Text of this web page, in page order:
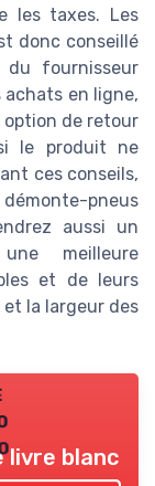
les taxes. Les
donc conseillé
fournisseur
en ligne,
option de retour
le produit ne
ces conseils,
pneus
aussi un
meilleure
et de leurs
la largeur des
livre blanc